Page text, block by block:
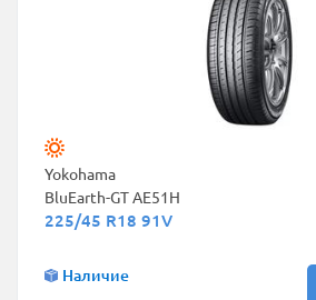
Yokohama
BluEarth-GT AE51H
225/45 R18 91V
Наличие